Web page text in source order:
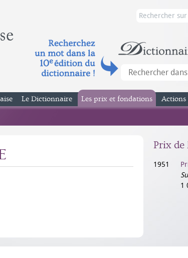
Le Dictionnaire Les prix et fondations Actions
Prix de
1951
1